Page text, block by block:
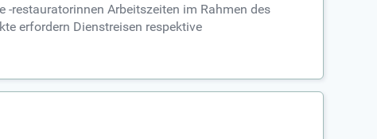
restauratorinnen Arbeitszeiten im Rahmen des
erfordern Dienstreisen respektive